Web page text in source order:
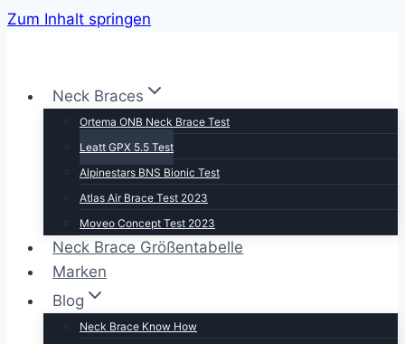
Zum Inhalt springen
Neck Braces
Ortema ONB Neck Brace Test
Leatt GPX 5.5 Test
Alpinestars BNS Bionic Test
Atlas Air Brace Test 2023
Moveo Concept Test 2023
Neck Brace Größentabelle
Marken
Blog
Neck Brace Know How